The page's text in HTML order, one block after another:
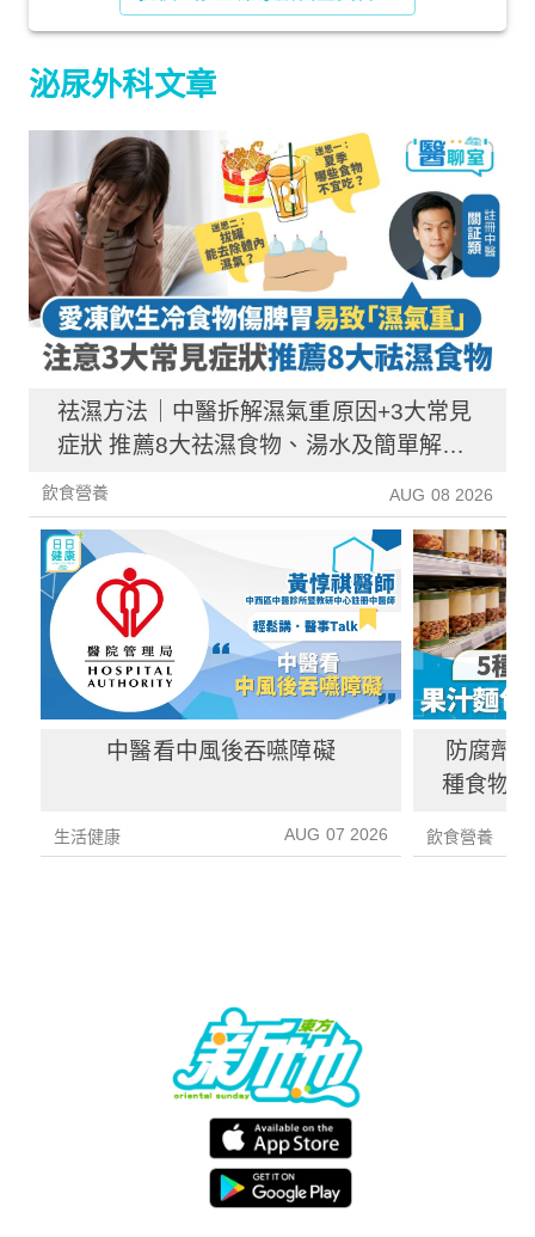
泌尿外科文章
祛濕方法｜中醫拆解濕氣重原因+3大常見
症狀 推薦8大祛濕食物、湯水及簡單解決
方法！
飲食營養 AUG 08 2026
中醫看中風後吞嚥障礙
生活健康 AUG 07 2026
防腐劑
種食物
飲食營養